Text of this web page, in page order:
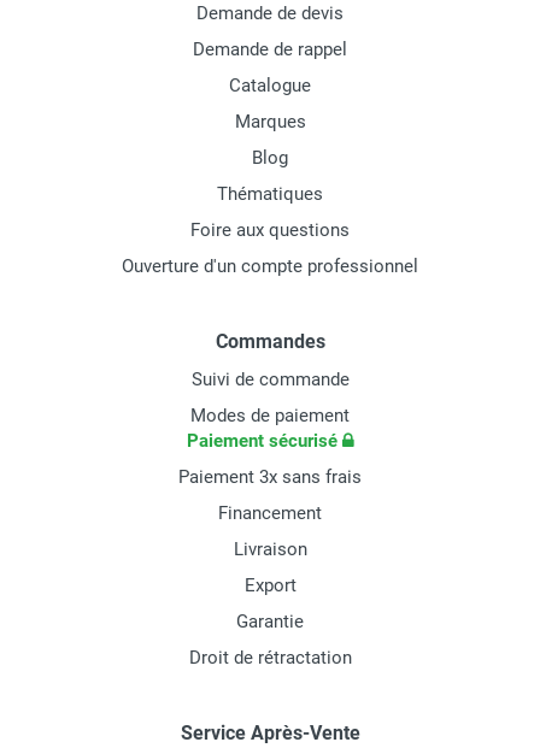
Demande de devis
Demande de rappel
Catalogue
Marques
Blog
Thématiques
Foire aux questions
Ouverture d'un compte professionnel
Commandes
Suivi de commande
Modes de paiement
Paiement sécurisé
Paiement 3x sans frais
Financement
Livraison
Export
Garantie
Droit de rétractation
Service Après-Vente